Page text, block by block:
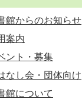
館からのお知らせ
案内
ント・募集
なし会・団体向け
館について